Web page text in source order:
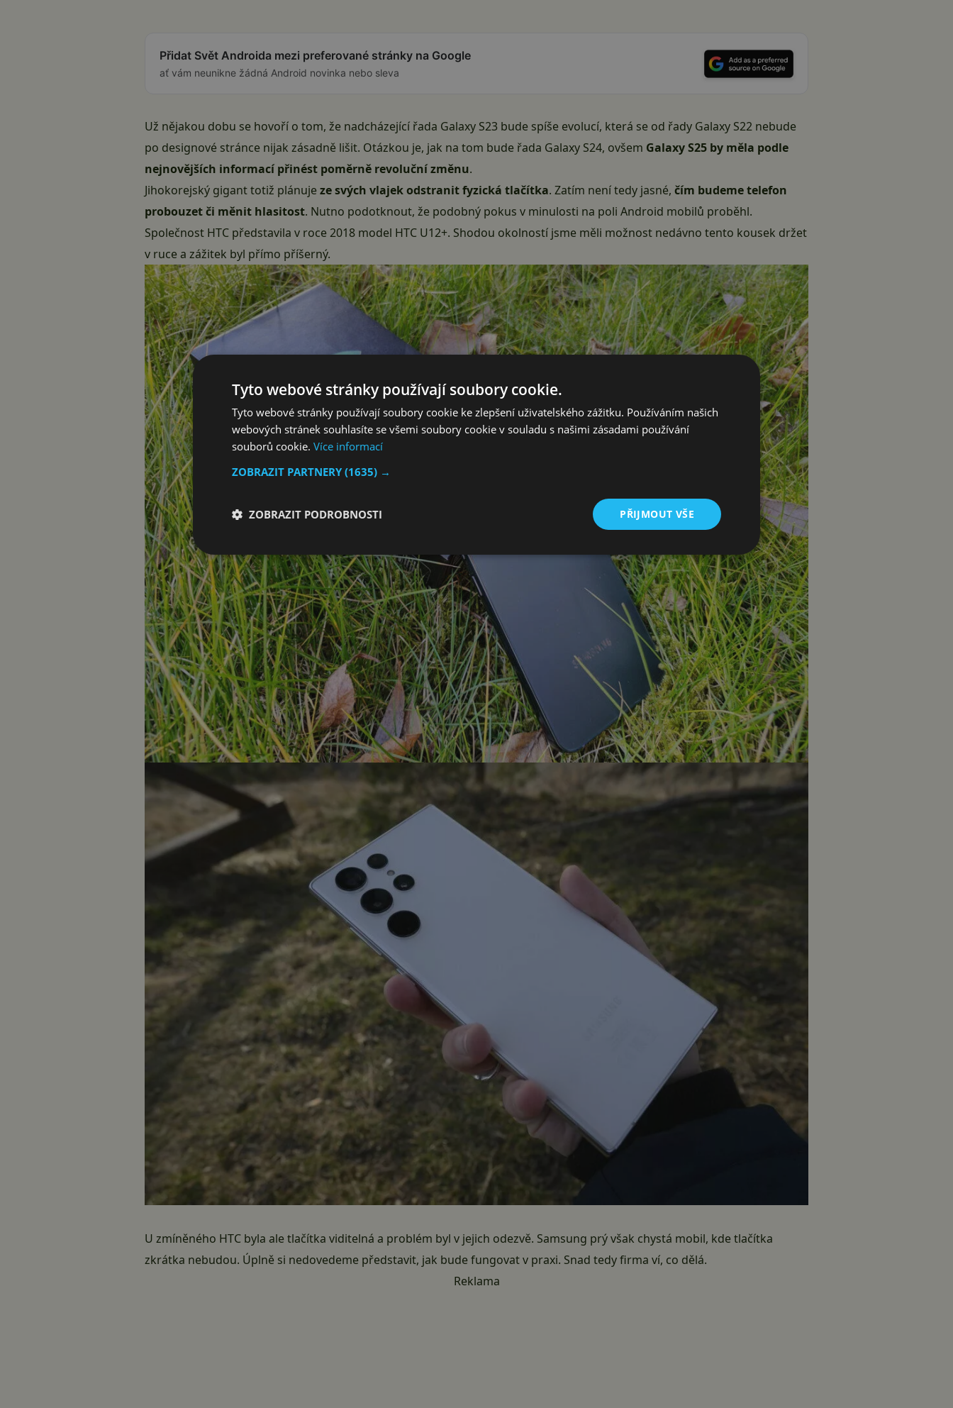
Přidat Svět Androida mezi preferované stránky na Google
ať vám neunikne žádná Android novinka nebo sleva
Už nějakou dobu se hovoří o tom, že nadcházející řada Galaxy S23 bude spíše evolucí, která se od řady Galaxy S22 nebude
po designové stránce nijak zásadně lišit. Otázkou je, jak na tom bude řada Galaxy S24, ovšem Galaxy S25 by měla podle
nejnovějších informací přinést poměrně revoluční změnu.
Jihokorejský gigant totiž plánujeze svých vlajek odstranit fyzická tlačítka. Zatím není tedy jasné, čím budeme telefon
probouzet či měnit hlasitost. Nutno podotknout, že podobný pokus v minulosti na poli Android mobilů proběhl.
Společnost HTC představila v roce 2018 model HTC U12+. Shodou okolností jsme měli možnost nedávno tento kousek držet
v ruce a zážitek byl přímo příšerný.
U zmíněného HTC byla ale tlačítka viditelná a problém byl v jejich odezvě. Samsung prý však chystá mobil, kde tlačítka
zkrátka nebudou. Úplně si nedovedeme představit, jak bude fungovat v praxi. Snad tedy firma ví, co dělá.
Reklama
Tyto webové stránky používají soubory cookie.
Tyto webové stránky používají soubory cookie ke zlepšení uživatelského zážitku. Používáním našich
webových stránek souhlasíte se všemi soubory cookie v souladu s našimi zásadami používání
souborů cookie. Více informací
ZOBRAZIT PARTNERY(1635) →
PŘIJMOUT VŠE
ZOBRAZIT PODROBNOSTI